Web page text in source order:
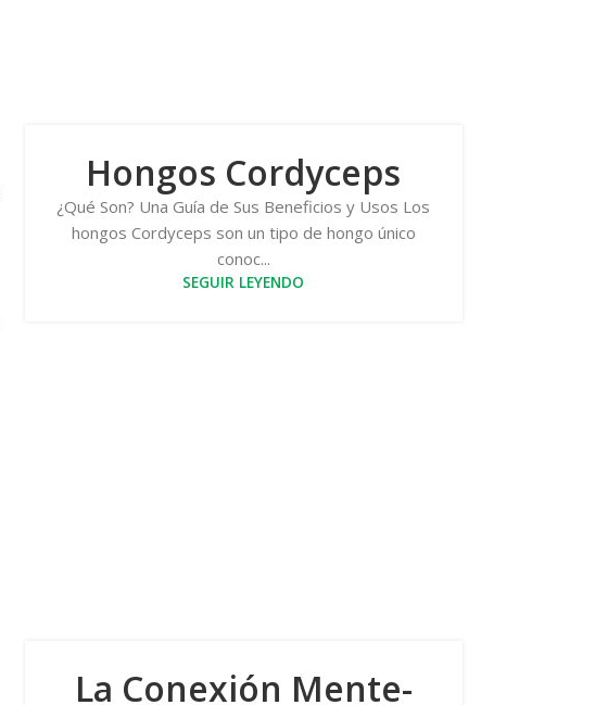
Hongos Cordyceps
¿Qué Son? Una Guía de Sus Beneficios y Usos Los
hongos Cordyceps son un tipo de hongo único
conoc...
SEGUIR LEYENDO
La Conexión Mente-